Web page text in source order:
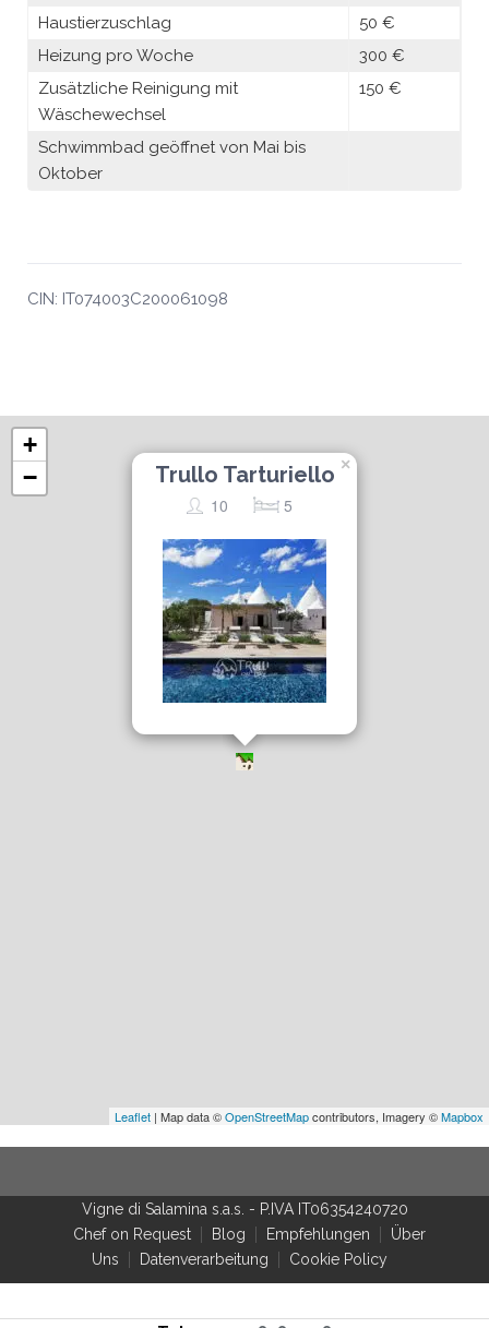
Haustierzuschlag
50 €
Heizung pro Woche
300 €
Zusätzliche Reinigung mit
Wäschewechsel
150 €
Schwimmbad geöffnet von Mai bis
Oktober
CIN: IT074003C200061098
Trullo Tarturiello
10 5
×
+
−
Leaflet | Map data ©OpenStreetMapcontributors, Imagery ©Mapbox
Vigne di Salamina s.a.s. - P.IVA IT06354240720
Chef on Request
Blog Empfehlungen
Über
Uns
Datenverarbeitung Cookie Policy